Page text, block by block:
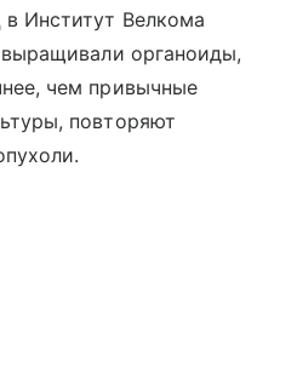
в Институт Велкома
выращивали органоиды,
чем привычные
повторяют